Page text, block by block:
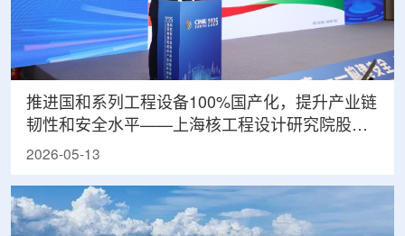
推进国和系列工程设备100%国产化，提升产业链
韧性和安全水平——上海核工程设计研究院股份
有限公司采购中心副总经理左超上
2026-05-13